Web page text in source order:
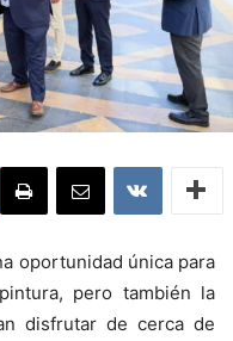
oportunidad única para
pero también la
disfrutar de cerca de